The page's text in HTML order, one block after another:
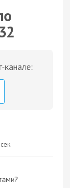
канале:
?